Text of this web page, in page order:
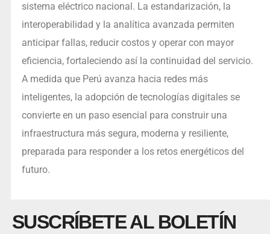
sistema eléctrico nacional. La estandarización, la
interoperabilidad y la analítica avanzada permiten
anticipar fallas, reducir costos y operar con mayor
eficiencia, fortaleciendo así la continuidad del servicio.
A medida que Perú avanza hacia redes más
inteligentes, la adopción de tecnologías digitales se
convierte en un paso esencial para construir una
infraestructura más segura, moderna y resiliente,
preparada para responder a los retos energéticos del
futuro.
SUSCRÍBETE AL BOLETÍN